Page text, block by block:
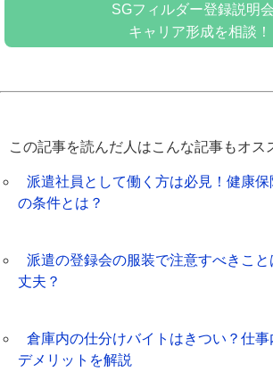
SGフィルダー登録説明
キャリア形成を相談！
この記事を読んだ人はこんな記事もオス
派遣社員として働く方は必見！健康
の条件とは？
派遣の登録会の服装で注意すべきこ
丈夫？
倉庫内の仕分けバイトはきつい？仕事
デメリットを解説